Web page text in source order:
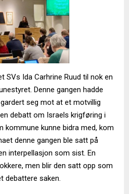
SVs Ida Carhrine Ruud til nok en
Denne gangen hadde
gardert seg mot at et motvillig
debatt om Israels krigføring i
kommune kunne bidra med, kom
denne gangen ble satt på
interpellasjon som sist. En
men blir den satt opp som
debattere saken.